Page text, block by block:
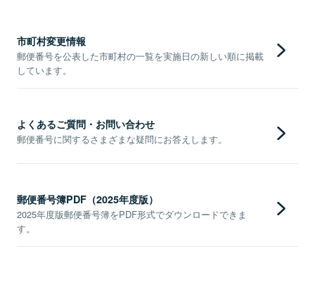
市町村変更情報
郵便番号を公表した市町村の一覧を実施日の新しい順に掲載
しています。
よくあるご質問・お問い合わせ
郵便番号に関するさまざまな疑問にお答えします。
郵便番号簿PDF（2025年度版）
2025年度版郵便番号簿をPDF形式でダウンロードできま
す。